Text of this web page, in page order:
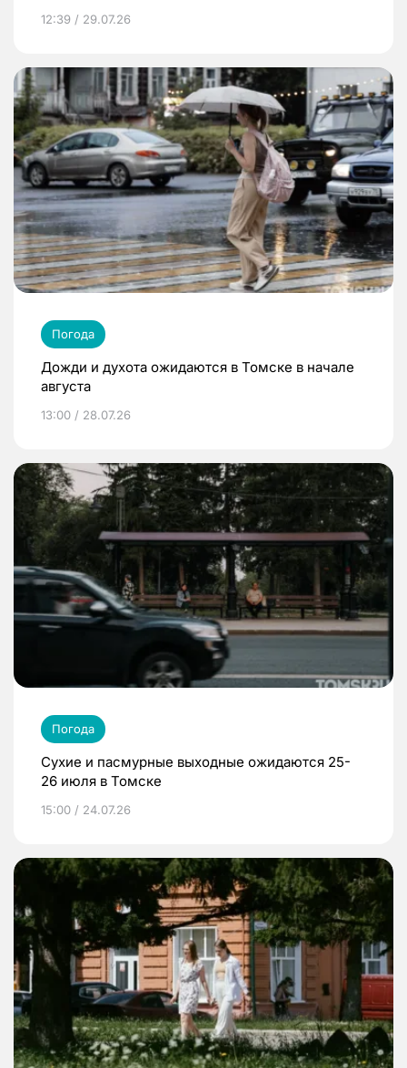
12:39 / 29.07.26
Погода
Дожди и духота ожидаются в Томске в начале
августа
13:00 / 28.07.26
Погода
Сухие и пасмурные выходные ожидаются 25-
26 июля в Томске
15:00 / 24.07.26